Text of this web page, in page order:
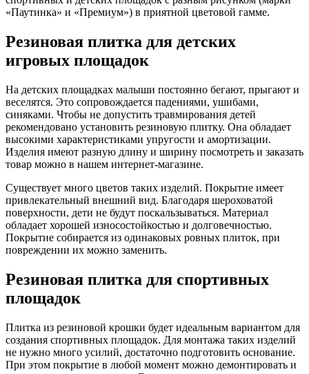
«Паутинка» и «Премиум») в приятной цветовой гамме.
Резиновая плитка для детских
игровых площадок
На детских площадках малыши постоянно бегают, прыгают и
веселятся. Это сопровождается падениями, ушибами,
синяками. Чтобы не допустить травмирования детей
рекомендовано установить резиновую плитку. Она обладает
высокими характеристиками упругости и амортизации.
Изделия имеют разную длину и ширину посмотреть и заказать
товар можно в нашем интернет-магазине.
Существует много цветов таких изделий. Покрытие имеет
привлекательный внешний вид. Благодаря шероховатой
поверхности, дети не будут поскальзываться. Материал
обладает хорошей износостойкостью и долговечностью.
Покрытие собирается из одинаковых ровных плиток, при
повреждении их можно заменить.
Резиновая плитка для спортивных
площадок
Плитка из резиновой крошки будет идеальным вариантом для
создания спортивных площадок. Для монтажа таких изделий
не нужно много усилий, достаточно подготовить основание.
При этом покрытие в любой момент можно демонтировать и